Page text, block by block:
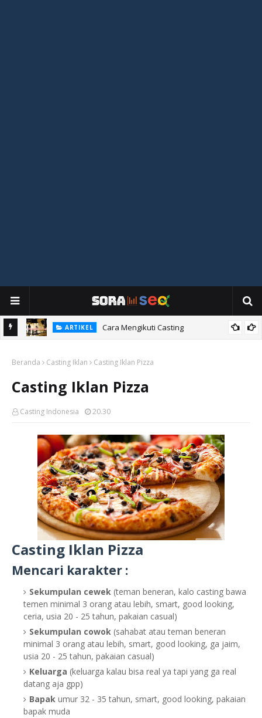
ARTIKEL Cara Mengikuti Casting
Beranda Casting Iklan Casting Iklan Pizza
Casting Iklan Pizza
Casting Indonesia 20.30
Casting Iklan Pizza
Mencari karakter :
Sekumpulan cewek (teman beneran, kalo casting bawa
temen minimal 3 orang atau lebih, smart, good looking,
ceria, usia 20 - 25 tahun, pakaian casual)
Sekumpulan cowok (sahabat atau teman beneran
minimal 3 orang atau lebih, smart, good looking, ga jaim,
usia 20 - 25 tahun, pakaian casual)
Keluarga (keluarga kalau bisa real ya tapi yang ga real
datang aja gpp)
Bapak umur 32 - 35 tahun, smart, good looking, pakaian
bapak muda